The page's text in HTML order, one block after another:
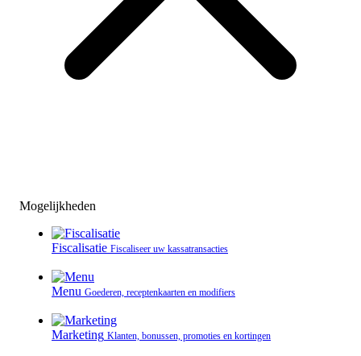
Mogelijkheden
Fiscalisatie Fiscaliseer uw kassatransacties
Menu Goederen, receptenkaarten en modifiers
Marketing Klanten, bonussen, promoties en kortingen